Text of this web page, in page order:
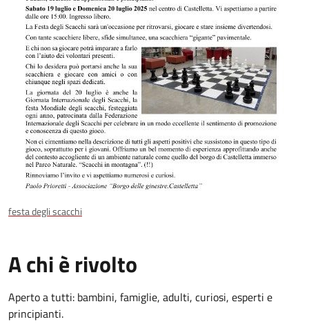
festa degli scacchi
A chi è rivolto
Aperto a tutti: bambini, famiglie, adulti, curiosi, esperti e
principianti.